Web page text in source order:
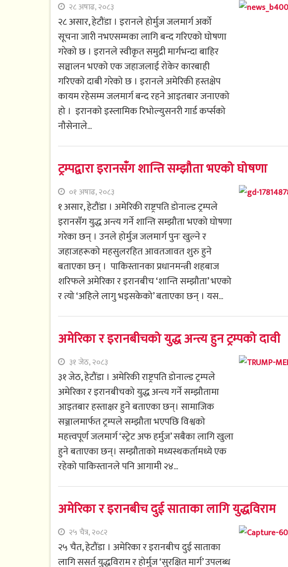
२८ अषाढ, २०८३
२८ असार, हेटौंडा । इरानले होर्मुज जलमार्ग अर्को
सूचना जारी नभएसम्मका लागि बन्द गरिएको घोषणा
गरेको छ । इरानले स्वीकृत समुद्री मार्गभन्दा बाहिर
सञ्चालन भएको एक जहाजलाई रोकेर कारबाही
गरिएको दाबी गरेको छ । इरानले अमेरिकी हस्तक्षेप
कायम रहेसम्म जलमार्ग बन्द रहने आइतबार जनाएको
हो । इरानको इस्लामिक रिभोल्युसनरी गार्ड कर्प्सको
नौसेनाले...
ट्रम्पद्वारा इरानसँग शान्ति सम्झौता भएको घोषणा
०१ अषाढ, २०८३
१ असार, हेटौंडा । अमेरिकी राष्ट्रपति डोनाल्ड ट्रम्पले
इरानसँग युद्ध अन्त्य गर्ने शान्ति सम्झौता भएको घोषणा
गरेका छन् । उनले होर्मुज जलमार्ग पुनः खुल्ने र
जहाजहरूको महसुलरहित आवतजावत शुरु हुने
बताएका छन् । पाकिस्तानका प्रधानमन्त्री शहबाज
शरिफले अमेरिका र इरानबीच ‘शान्ति सम्झौता’ भएको
र त्यो ‘अहिले लागु भइसकेको’ बताएका छन् । यस...
अमेरिका र इरानबीचको युद्ध अन्त्य हुन ट्रम्पको दावी
३१ जेठ, २०८३
३१ जेठ, हेटौंडा । अमेरिकी राष्ट्रपति डोनाल्ड ट्रम्पले
अमेरिका र इरानबीचको युद्ध अन्त्य गर्ने सम्झौतामा
आइतबार हस्ताक्षर हुने बताएका छन्। सामाजिक
सञ्जालमार्फत ट्रम्पले सम्झौता भएपछि विश्वको
महत्त्वपूर्ण जलमार्ग ‘स्ट्रेट अफ हर्मुज’ सबैका लागि खुला
हुने बताएका छन्। सम्झौताको मध्यस्थकर्तामध्ये एक
रहेको पाकिस्तानले पनि आगामी २४...
अमेरिका र इरानबीच दुई साताका लागि युद्धविराम
२५ चैत्र, २०८२
२५ चैत, हेटौंडा । अमेरिका र इरानबीच दुई साताका
लागि ससर्त युद्धविराम र होर्मुज ‘सुरक्षित मार्ग’ उपलब्ध